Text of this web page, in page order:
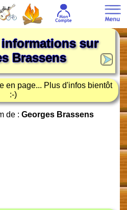
sur
Brassens
en page... Plus d'infos bientôt
:-)
de : Georges Brassens